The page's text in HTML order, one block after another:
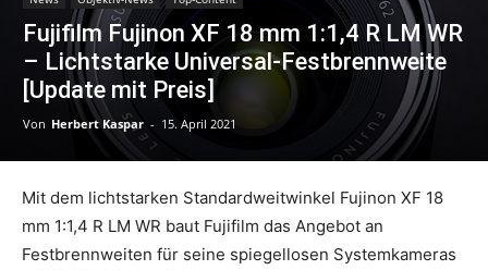
Fujifilm Fujinon XF 18 mm 1:1,4 R LM WR
– Lichtstarke Universal-Festbrennweite
[Update mit Preis]
Von Herbert Kaspar - 15. April 2021
Mit dem lichtstarken Standardweitwinkel Fujinon XF 18
mm 1:1,4 R LM WR baut Fujifilm das Angebot an
Festbrennweiten für seine spiegellosen Systemkameras